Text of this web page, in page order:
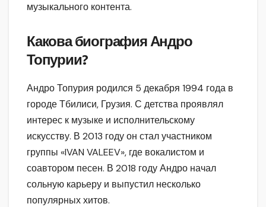
музыкального контента.
Какова биография Андро
Топурии?
Андро Топурия родился 5 декабря 1994 года в
городе Тбилиси, Грузия. С детства проявлял
интерес к музыке и исполнительскому
искусству. В 2013 году он стал участником
группы «IVAN VALEEV», где вокалистом и
соавтором песен. В 2018 году Андро начал
сольную карьеру и выпустил несколько
популярных хитов.